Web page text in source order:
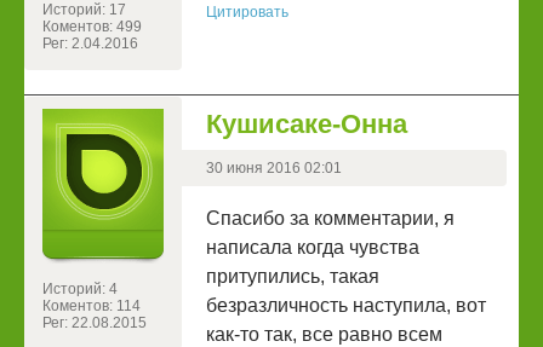
Историй: 17
Коментов: 499
Рег: 2.04.2016
Цитировать
Историй: 4
Коментов: 114
Рег: 22.08.2015
Кушисаке-Онна
30 июня 2016 02:01
Спасибо за комментарии, я
написала когда чувства
притупились, такая
безразличность наступила, вот
как-то так, все равно всем